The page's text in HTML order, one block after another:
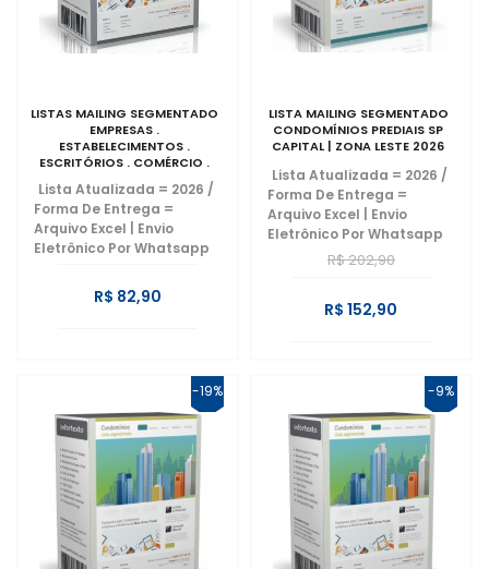
LISTAS MAILING SEGMENTADO
EMPRESAS .
ESTABELECIMENTOS .
ESCRITÓRIOS . COMÉRCIO .
Lista Atualizada = 2026 /
Forma De Entrega =
Arquivo Excel | Envio
Eletrônico Por Whatsapp
R$ 82,90
LISTA MAILING SEGMENTADO
CONDOMÍNIOS PREDIAIS SP
CAPITAL | ZONA LESTE 2026
Lista Atualizada = 2026 /
Forma De Entrega =
Arquivo Excel | Envio
Eletrônico Por Whatsapp
R$ 202,90
R$ 152,90
-19% -9%